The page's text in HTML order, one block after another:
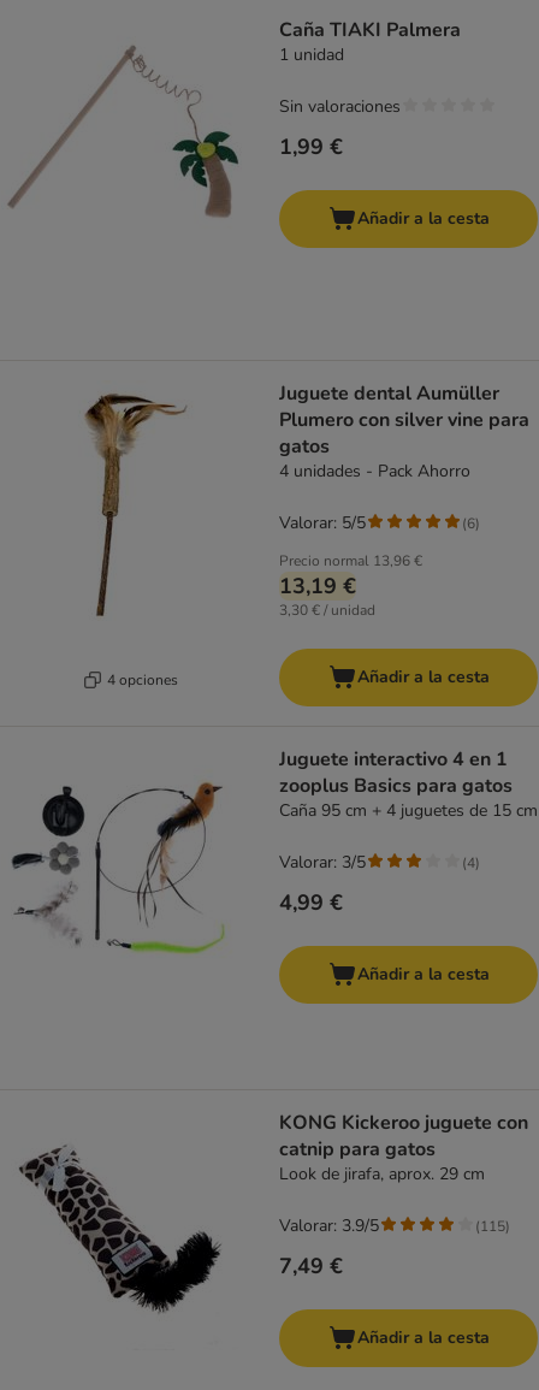
Caña TIAKI Palmera
1 unidad
1,99 €
Sin valoraciones
Añadir a la cesta
4 opciones
Juguete dental Aumüller
Plumero con silver vine para
gatos
4 unidades - Pack Ahorro
Precio normal 13,96 €
13,19 €
3,30 € / unidad
Valorar: 5/5 (6)
Añadir a la cesta
Juguete interactivo 4 en 1
zooplus Basics para gatos
Caña 95 cm + 4 juguetes de 15 cm
4,99 €
Valorar: 3/5 (4)
Añadir a la cesta
KONG Kickeroo juguete con
catnip para gatos
Look de jirafa, aprox. 29 cm
7,49 €
Valorar: 3.9/5 (115)
Añadir a la cesta